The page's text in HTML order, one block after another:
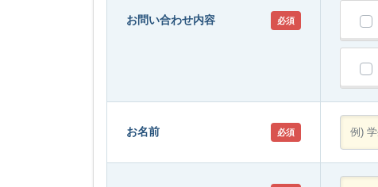
お問い合わせ内容 必須
お名前 必須